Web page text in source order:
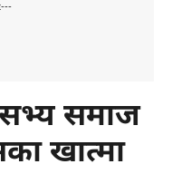
समाज
खात्मा